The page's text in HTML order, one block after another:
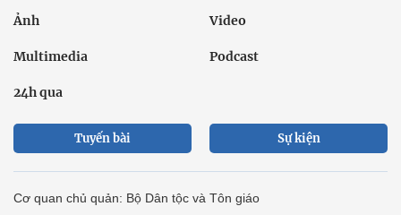
Ảnh Video
Multimedia Podcast
24h qua
Tuyến bài Sự kiện
Cơ quan chủ quản: Bộ Dân tộc và Tôn giáo